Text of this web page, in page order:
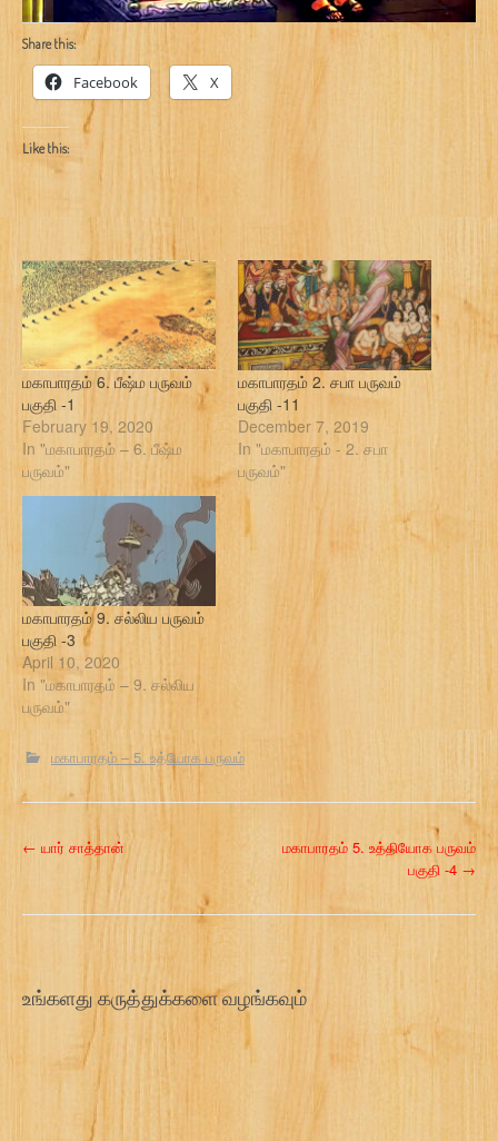
Share this:
Facebook X
Like this:
மகாபாரதம் 6. பீஷ்ம பருவம்
பகுதி -1
February 19, 2020
In "மகாபாரதம் – 6. பீஷ்ம
பருவம்"
மகாபாரதம் 2. சபா பருவம்
பகுதி -11
December 7, 2019
In "மகாபாரதம் - 2. சபா
பருவம்"
மகாபாரதம் 9. சல்லிய பருவம்
பகுதி -3
April 10, 2020
In "மகாபாரதம் – 9. சல்லிய
பருவம்"
மகாபாரதம் – 5. உத்யோக பருவம்
P
n
← யார் சாத்தான்
மகாபாரதம் 5. உத்தியோக பருவம்
பகுதி -4 →
உங்களது கருத்துக்களை வழங்கவும்